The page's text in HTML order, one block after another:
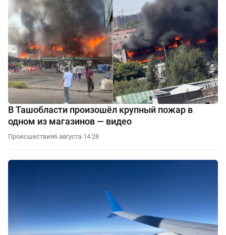
В Ташобласти произошёл крупный пожар в
одном из магазинов — видео
Происшествия6 августа 14:28